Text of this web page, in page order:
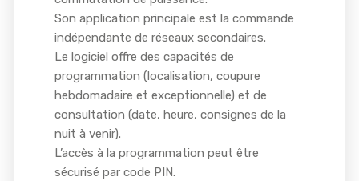
Son application principale est la commande
indépendante de réseaux secondaires.
Le logiciel offre des capacités de
programmation (localisation, coupure
hebdomadaire et exceptionnelle) et de
consultation (date, heure, consignes de la
nuit à venir).
L’accès à la programmation peut être
sécurisé par code PIN.